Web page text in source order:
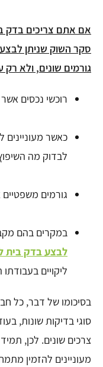
אם אתם צריכים בדק
סקר השוק שניתן
גורמים שונים, ולא רק
רוכשי נכסים
כאשר מעוניינים
לבדוק מה
גורמים
במקרים בהם
לבצע בדק בית
ליקויים
בסיכומו של דבר, כל
סוגי בדיקות שונות,
צרכים שונים. לכן,
מעוניינים להזמין